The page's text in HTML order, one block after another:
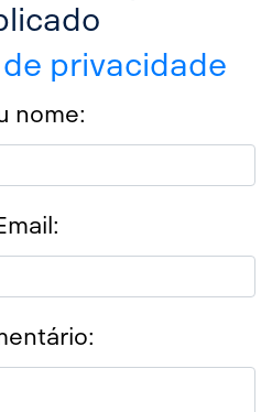
privacidade
nome: